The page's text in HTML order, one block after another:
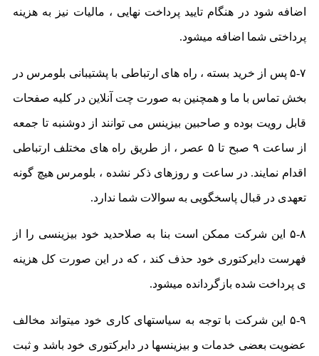
اضافه شود در هنگام تایید پرداخت نهایی ،‌ مالیات نیز به هزینه
پرداختی شما اضافه میشود.
۵-۷ پس از خرید بسته ، راه های ارتباطی با پشتیبانی بلومرس در
بخش تماس با ما و همچنین به صورت چت آنلاین در کلیه صفحات
قابل رویت بوده و صاحبین بیزینس می توانند از دوشنبه تا جمعه
از ساعت ۹ صبح تا ۵ عصر ، از طریق راه های مختلف ارتباطی
اقدام نمایند. در ساعت و روزهای ذکر نشده ، بلومرس هیچ گونه
تعهدی در قبال پاسخگویی به سوالات شما ندارد.
۵-۸ این شرکت ممکن است بنا به صلاحدید خود بیزینسی را از
فهرست دایرکتوری خود حذف کند ، ‌که در این صورت کل هزینه
ی پرداخت شده بازگردانده میشود.
۵-۹ این شرکت با توجه به سیاستهای کاری خود میتواند مخالف
عضویت بعضی خدمات و بیزینسها در دایرکتوری خود باشد و ثبت